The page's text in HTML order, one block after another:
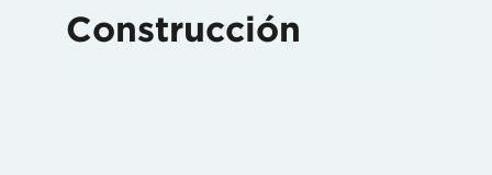
Construcción